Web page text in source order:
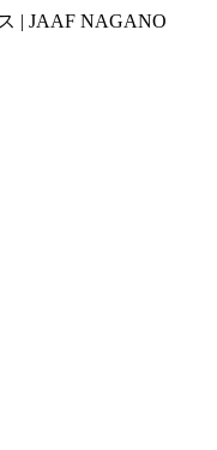
| JAAF NAGANO